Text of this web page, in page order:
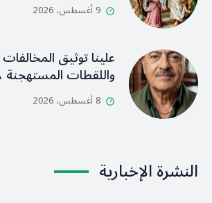
9 أغسطس، 2026
علينا توثيق
واللقطات المستهجنة
8 أغسطس، 2026
النشرة الإخبارية